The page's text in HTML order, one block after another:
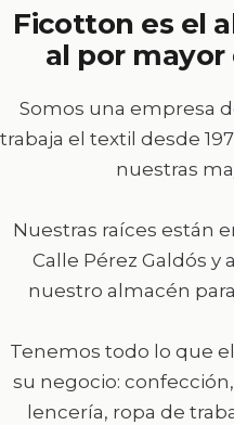
Ficotton es el
al por mayor
Somos una empresa
trabaja el textil desde
nuestras
Nuestras raíces están
Calle Pérez Galdós y
nuestro almacén
Tenemos todo lo que
su negocio:
lencería, ropa de